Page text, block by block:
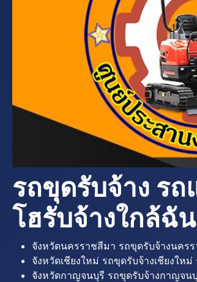
รถขุดรับจ้าง ร
โฮรับจ้างใกล้ฉั
จังหวัดนครราชสีมา รถขุดรับจ้างนคร
จังหวัดเชียงใหม่ รถขุดรับจ้างเชียงให
จังหวัดกาญจนบุรี รถขุดรับจ้างกาญจ